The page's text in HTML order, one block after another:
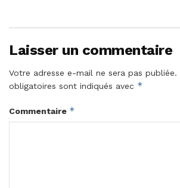
Laisser un commentaire
Votre adresse e-mail ne sera pas publiée.
obligatoires sont indiqués avec *
Commentaire *